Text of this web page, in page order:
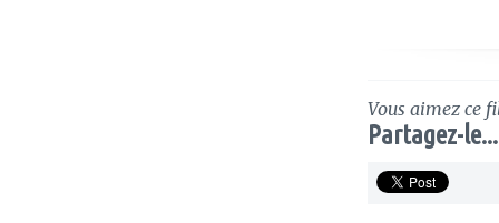
Vous aimez ce
Partagez-le...